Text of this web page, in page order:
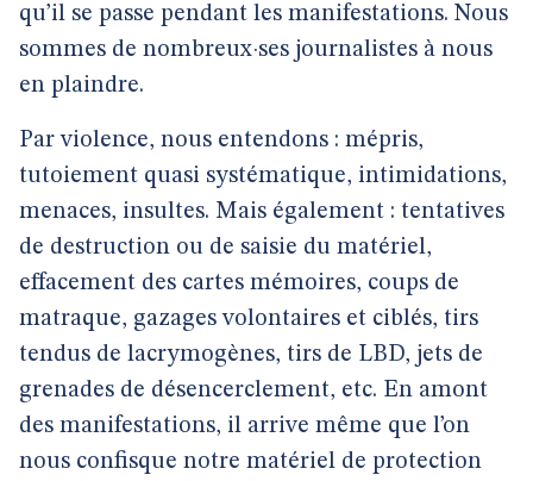
qu’il se passe pendant les manifestations. Nous
sommes de nombreux·ses journalistes à nous
en plaindre.
Par violence, nous entendons : mépris,
tutoiement quasi systématique, intimidations,
menaces, insultes. Mais également : tentatives
de destruction ou de saisie du matériel,
effacement des cartes mémoires, coups de
matraque, gazages volontaires et ciblés, tirs
tendus de lacrymogènes, tirs de LBD, jets de
grenades de désencerclement, etc. En amont
des manifestations, il arrive même que l’on
nous confisque notre matériel de protection